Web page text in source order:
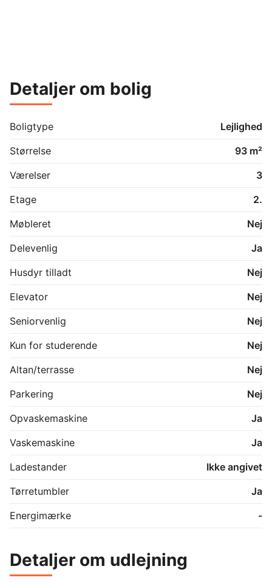
Detaljer om bolig
Boligtype
Lejlighed
Størrelse
93 m²
Værelser
3
Etage
2.
Møbleret
Nej
Delevenlig
Ja
Husdyr tilladt
Nej
Elevator
Nej
Seniorvenlig
Nej
Kun for studerende
Nej
Altan/terrasse
Nej
Parkering
Nej
Opvaskemaskine
Ja
Vaskemaskine
Ja
Ladestander
Ikke angivet
Tørretumbler
Ja
Energimærke
-
Detaljer om udlejning